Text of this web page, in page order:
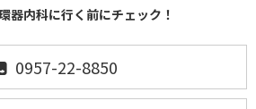
器内科に行く前にチェック！
0957-22-8850